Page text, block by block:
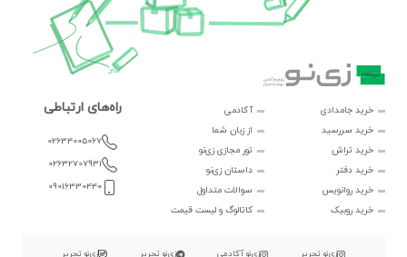
خرید جامدادی
خرید سررسید
خرید تراش
خرید دفتر
خرید روانویس
خرید روبیک
آکادمی
از زبان شما
تور مجازی زی‌نو
داستان زی‌نو
سوالات متداول
کاتالوگ و لیست قیمت
راه‌های ارتباطی
02634005067
02632707931
09016330440
زی‌نو تحریر زی‌نو آکادمی زی‌نو تحریر زی‌نو تحریر